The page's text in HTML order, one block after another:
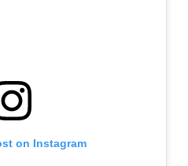
on Instagram